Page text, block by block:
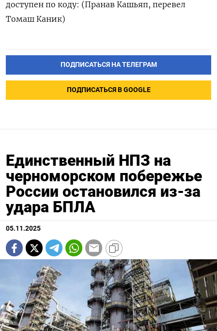
доступен по коду: (Пранав Кашьяп, перевел
Томаш Каник)
ПОДПИСАТЬСЯ НА ТЕЛЕГРАМ
ПОДПИСАТЬСЯ В GOOGLE
Единственный НПЗ на
черноморском побережье
России остановился из-за
удара БПЛА
05.11.2025